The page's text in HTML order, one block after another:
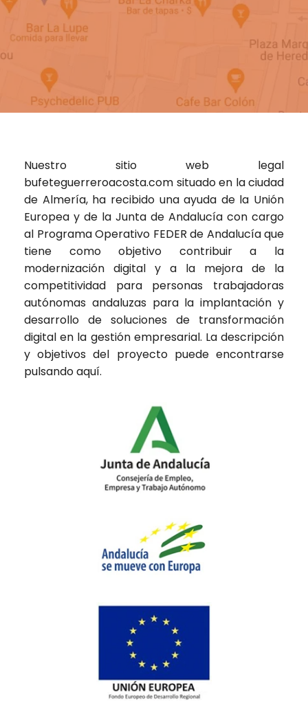
Nuestro sitio web legal
bufeteguerreroacosta.com situado en la ciudad
de Almería, ha recibido una ayuda de la Unión
Europea y de la Junta de Andalucía con cargo
al Programa Operativo FEDER de Andalucía que
tiene como objetivo contribuir a la
modernización digital y a la mejora de la
competitividad para personas trabajadoras
autónomas andaluzas para la implantación y
desarrollo de soluciones de transformación
digital en la gestión empresarial. La descripción
y objetivos del proyecto puede encontrarse
pulsandoaquí.